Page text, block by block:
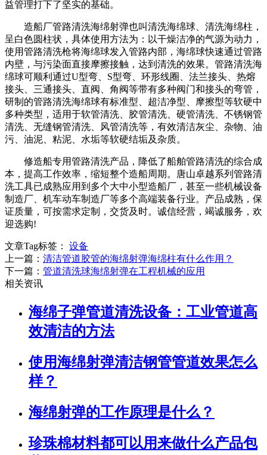
益管理打下了坚实的基础。
造船厂管路清洗海绵射弹也叫清洗海绵球、清洗海绵柱，
呈白色圆柱状，具体使用方法为：以干燥洁净的气源为动力，
使用管路清洗枪将海绵球发入管路内部，海绵球快速通过管路
内壁，与污染面直接摩擦接触，达到清洗的效果。管路清洗海
绵球可顺利通过U型弯、S型弯、环形线圈、法兰接头、热熔
接头、三通接头、直阀、角阀等带有多种阀门和接头的弯管，
研制的管路清洗海绵球有标准型、超洁净型、摩擦型等软硬中
多种类型，适用于软管清洗、胶管清洗、硬管清洗、不锈钢管
清洗、无缝钢管清洗、风管清洗等，有效清洁灰尘、杂物、油
污、油泥、粘泥、水垢等软硬结垢及杂质。
修造船专用管路清洗产品，降低了船舶管路清洗的综合成
本，提高工作效率，缩短整个造船周期。唐山卓越系列管路清
洗工具已成熟应用到多个大中小型造船厂，甚至一些机械设备
制造厂、机车动车制造厂等多个高端装备行业。产品成熟，保
证质量，可按需求定制，交货及时。诚信经营，竭诚服务，欢
迎选购!
文章Tag标签：
设备
上一篇： 清洁管道胶管的海绵射弹海绵柱有什么作用？
下一篇： 管道清洗球海绵射弹在工程机械的应用
相关资讯
海绵子弹管道清洗设备：工业管道高
效清洁的方法
使用海绵射弹清洁钢管管道效果怎么
样？
海绵射弹的工作原理是什么？
珍珠棉材料都可以用来做什么产品包